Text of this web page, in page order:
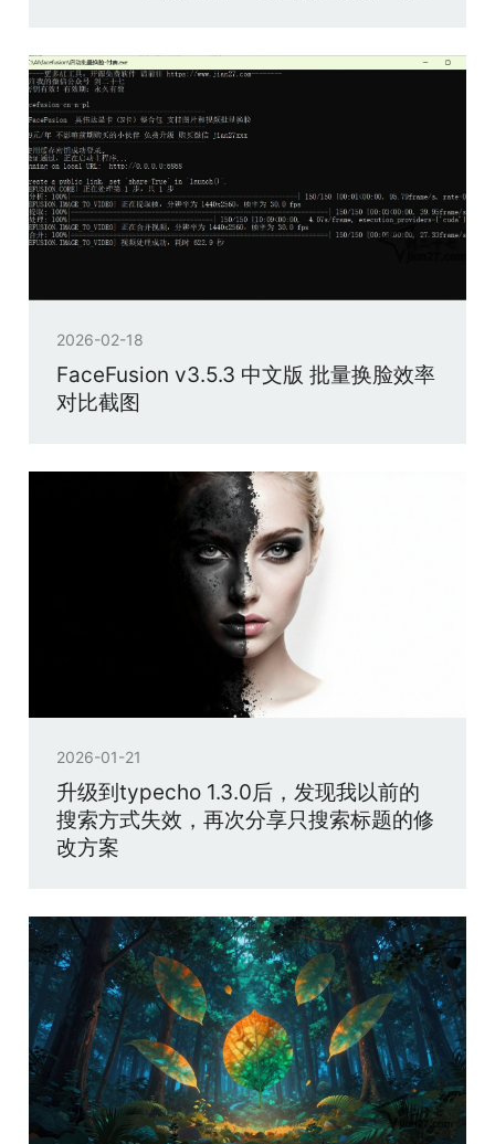
2026-02-18
FaceFusion v3.5.3 中文版 批量换脸效率
对比截图
2026-01-21
升级到typecho 1.3.0后，发现我以前的
搜索方式失效，再次分享只搜索标题的修
改方案